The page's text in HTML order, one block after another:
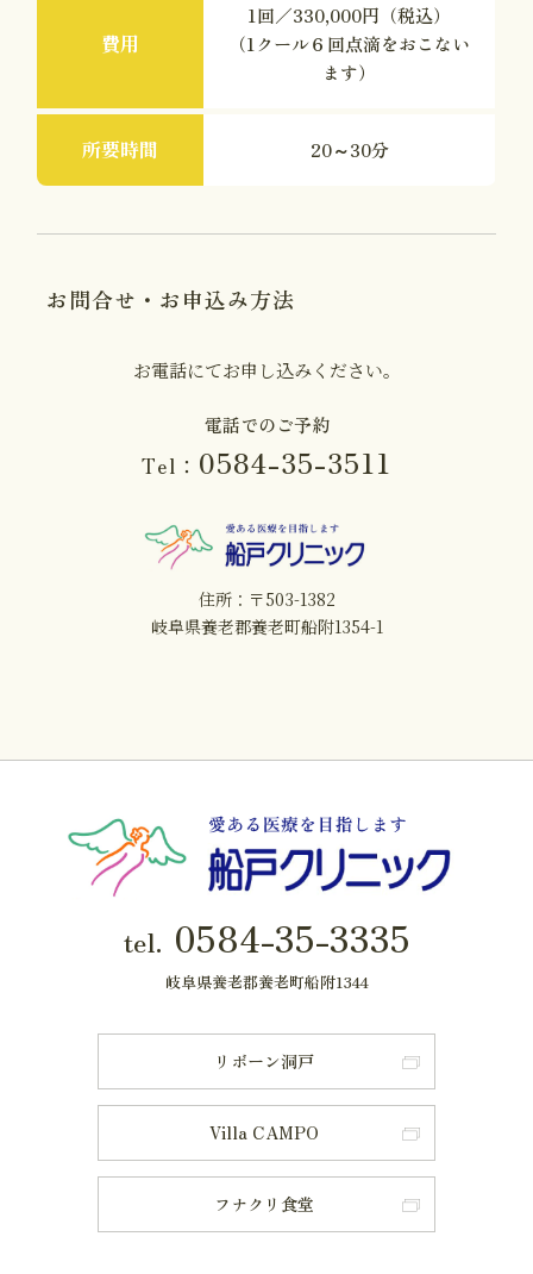
費用
1回／330,000円（税込）
（1クール６回点滴をおこない
ます）
所要時間 20～30分
お問合せ・お申込み方法
お電話にてお申し込みください。
電話でのご予約
Tel： 0584-35-3511
住所：〒503-1382
岐阜県養老郡養老町船附1354-1
tel. 0584-35-3335
岐阜県養老郡養老町船附1344
リボーン洞戸
Villa CAMPO
フナクリ食堂